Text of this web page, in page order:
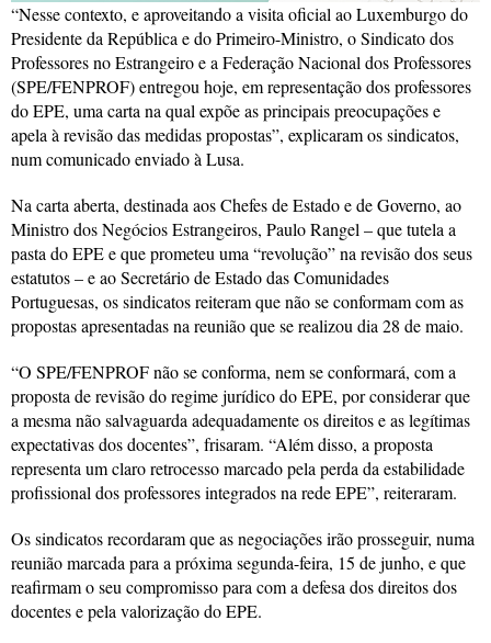
“Nesse contexto, e aproveitando a visita oficial ao Luxemburgo do
Presidente da República e do Primeiro-Ministro, o Sindicato dos
Professores no Estrangeiro e a Federação Nacional dos Professores
(SPE/FENPROF) entregou hoje, em representação dos professores
do EPE, uma carta na qual expõe as principais preocupações e
apela à revisão das medidas propostas”, explicaram os sindicatos,
num comunicado enviado à Lusa.
Na carta aberta, destinada aos Chefes de Estado e de Governo, ao
Ministro dos Negócios Estrangeiros, Paulo Rangel – que tutela a
pasta do EPE e que prometeu uma “revolução” na revisão dos seus
estatutos – e ao Secretário de Estado das Comunidades
Portuguesas, os sindicatos reiteram que não se conformam com as
propostas apresentadas na reunião que se realizou dia 28 de maio.
“O SPE/FENPROF não se conforma, nem se conformará, com a
proposta de revisão do regime jurídico do EPE, por considerar que
a mesma não salvaguarda adequadamente os direitos e as legítimas
expectativas dos docentes”, frisaram. “Além disso, a proposta
representa um claro retrocesso marcado pela perda da estabilidade
profissional dos professores integrados na rede EPE”, reiteraram.
Os sindicatos recordaram que as negociações irão prosseguir, numa
reunião marcada para a próxima segunda-feira, 15 de junho, e que
reafirmam o seu compromisso para com a defesa dos direitos dos
docentes e pela valorização do EPE.